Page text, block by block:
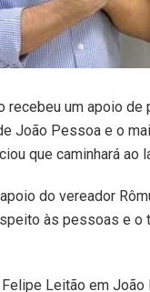
recebeu um apoio
João Pessoa e o
que caminhará ao
do vereador
às pessoas e o
Leitão em